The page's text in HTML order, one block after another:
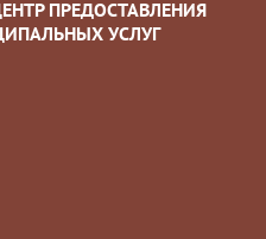
ПРЕДОСТАВЛЕНИЯ
УСЛУГ